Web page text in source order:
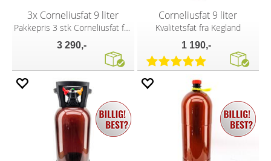
3x Corneliusfat 9 liter
Pakkepris 3 stk Corneliusfat fra Kegland
3 290,-
Corneliusfat 9 liter
Kvalitetsfat fra Kegland
1 190,-